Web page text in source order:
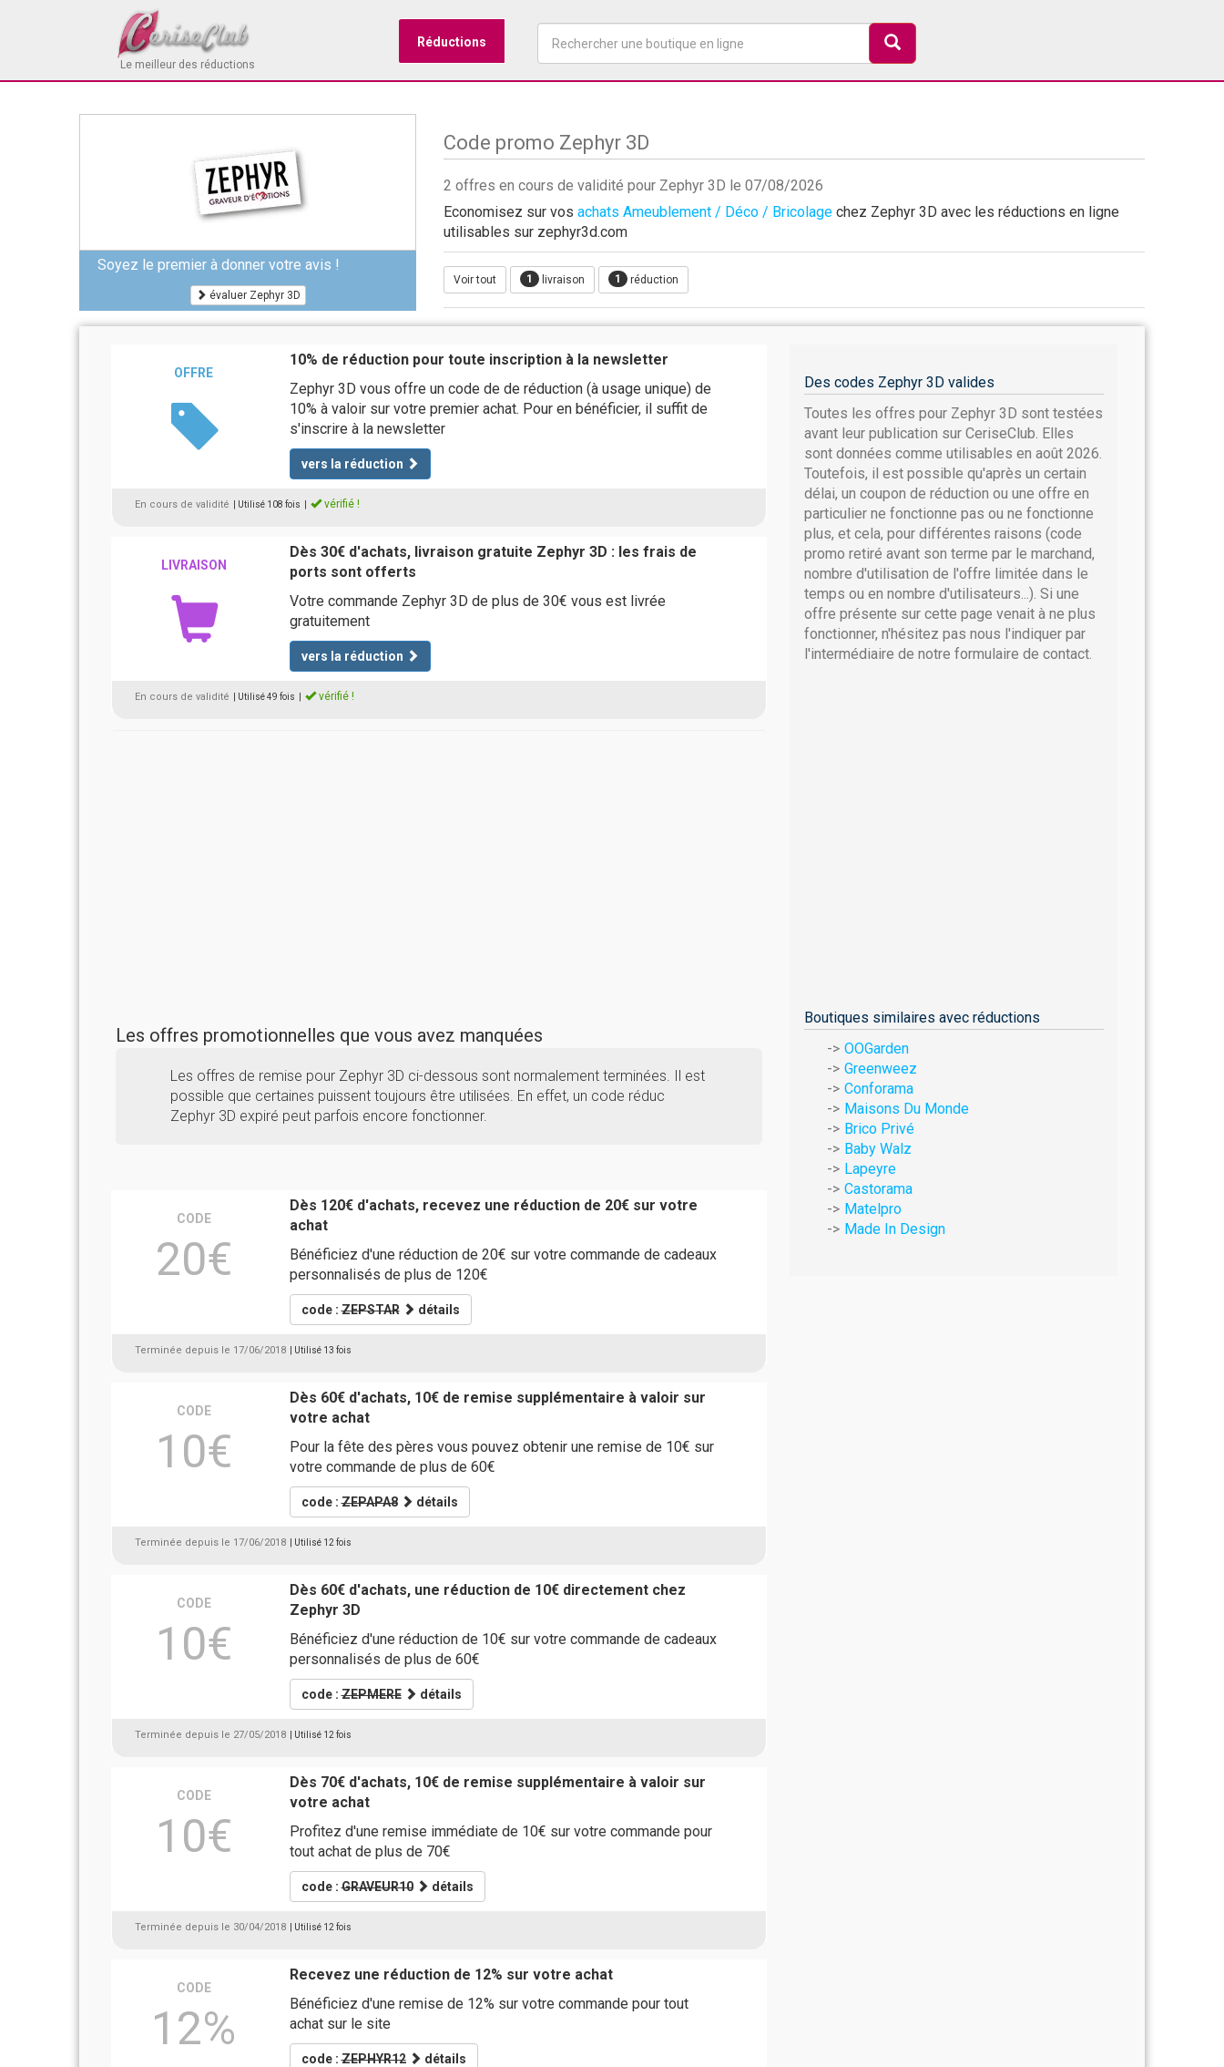
Le meilleur des réductions
Réductions
Soyez le premier à donner votre avis !
évaluer Zephyr 3D
Code promo Zephyr 3D
2 offres en cours de validité pour Zephyr 3D le 07/08/2026
Economisez sur vos achats Ameublement / Déco / Bricolage chez Zephyr 3D avec les réductions en ligne
utilisables sur zephyr3d.com
Voir tout 1 livraison 1 réduction
OFFRE
10% de réduction pour toute inscription à la newsletter
Zephyr 3D vous offre un code de de réduction (à usage unique) de
10% à valoir sur votre premier achat. Pour en bénéficier, il suffit de
s'inscrire à la newsletter
vers la réduction
En cours de validité | Utilisé 108 fois vérifié !
LIVRAISON
Dès 30€ d'achats, livraison gratuite Zephyr 3D : les frais de
ports sont offerts
Votre commande Zephyr 3D de plus de 30€ vous est livrée
gratuitement
vers la réduction
En cours de validité | Utilisé 49 fois vérifié !
Les offres promotionnelles que vous avez manquées
Les offres de remise pour Zephyr 3D ci-dessous sont normalement terminées. Il est
possible que certaines puissent toujours être utilisées. En effet, un code réduc
Zephyr 3D expiré peut parfois encore fonctionner.
CODE
20€
Dès 120€ d'achats, recevez une réduction de 20€ sur votre
achat
Bénéficiez d'une réduction de 20€ sur votre commande de cadeaux
personnalisés de plus de 120€
code :ZEPSTAR détails
Terminée depuis le 17/06/2018 | Utilisé 13 fois
CODE
10€
Dès 60€ d'achats, 10€ de remise supplémentaire à valoir sur
votre achat
Pour la fête des pères vous pouvez obtenir une remise de 10€ sur
votre commande de plus de 60€
code :ZEPAPA8 détails
Terminée depuis le 17/06/2018 | Utilisé 12 fois
CODE
10€
Dès 60€ d'achats, une réduction de 10€ directement chez
Zephyr 3D
Bénéficiez d'une réduction de 10€ sur votre commande de cadeaux
personnalisés de plus de 60€
code :ZEPMERE détails
Terminée depuis le 27/05/2018 | Utilisé 12 fois
CODE
10€
Dès 70€ d'achats, 10€ de remise supplémentaire à valoir sur
votre achat
Profitez d'une remise immédiate de 10€ sur votre commande pour
tout achat de plus de 70€
code :GRAVEUR10 détails
Terminée depuis le 30/04/2018 | Utilisé 12 fois
CODE
12%
Recevez une réduction de 12% sur votre achat
Bénéficiez d'une remise de 12% sur votre commande pour tout
achat sur le site
code :ZEPHYR12 détails
Des codes Zephyr 3D valides
Toutes les offres pour Zephyr 3D sont testées
avant leur publication sur CeriseClub. Elles
sont données comme utilisables en août 2026.
Toutefois, il est possible qu'après un certain
délai, un coupon de réduction ou une offre en
particulier ne fonctionne pas ou ne fonctionne
plus, et cela, pour différentes raisons (code
promo retiré avant son terme par le marchand,
nombre d'utilisation de l'offre limitée dans le
temps ou en nombre d'utilisateurs...). Si une
offre présente sur cette page venait à ne plus
fonctionner, n'hésitez pas nous l'indiquer par
l'intermédiaire de notre formulaire de contact.
Boutiques similaires avec réductions
OOGarden
Greenweez
Conforama
Maisons Du Monde
Brico Privé
Baby Walz
Lapeyre
Castorama
Matelpro
Made In Design